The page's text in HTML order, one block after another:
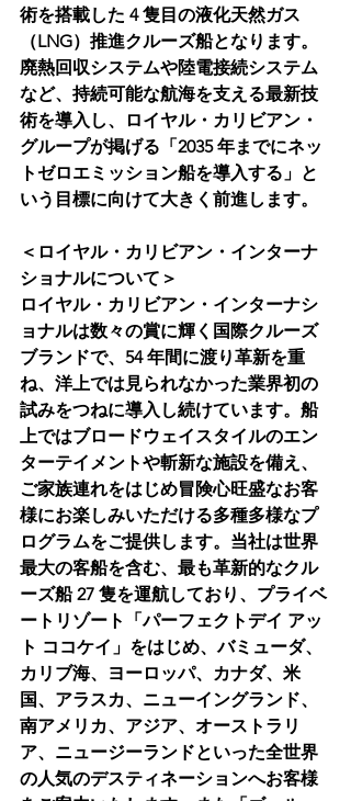
術を搭載した 4 隻目の液化天然ガス
（LNG）推進クルーズ船となります。
廃熱回収システムや陸電接続システム
など、持続可能な航海を支える最新技
術を導入し、ロイヤル・カリビアン・
グループが掲げる「2035 年までにネッ
トゼロエミッション船を導入する」と
いう目標に向けて大きく前進します。
＜ロイヤル・カリビアン・インターナ
ショナルについて＞
ロイヤル・カリビアン・インターナシ
ョナルは数々の賞に輝く国際クルーズ
ブランドで、54 年間に渡り革新を重
ね、洋上では見られなかった業界初の
試みをつねに導入し続けています。船
上ではブロードウェイスタイルのエン
ターテイメントや斬新な施設を備え、
ご家族連れをはじめ冒険心旺盛なお客
様にお楽しみいただける多種多様なプ
ログラムをご提供します。当社は世界
最大の客船を含む、最も革新的なクル
ーズ船 27 隻を運航しており、プライベ
ートリゾート「パーフェクトデイ アッ
ト ココケイ」をはじめ、バミューダ、
カリブ海、ヨーロッパ、カナダ、米
国、アラスカ、ニューイングランド、
南アメリカ、アジア、オーストラリ
ア、ニュージーランドといった全世界
の人気のデスティネーションへお客様